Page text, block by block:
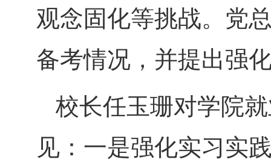
观念固化等挑战。党
备考情况，并提出强
校长任玉珊对学院
见：一是强化实习实